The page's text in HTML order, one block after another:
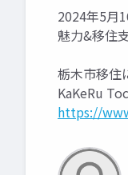
2024年5月
魅力&移住
栃木市移住
KaKeRu
https://